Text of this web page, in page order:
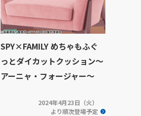
SPY×FAMILY めちゃもふぐ
っとダイカットクッション～
アーニャ・フォージャー～
2024年4月23日（火）
より順次登場予定